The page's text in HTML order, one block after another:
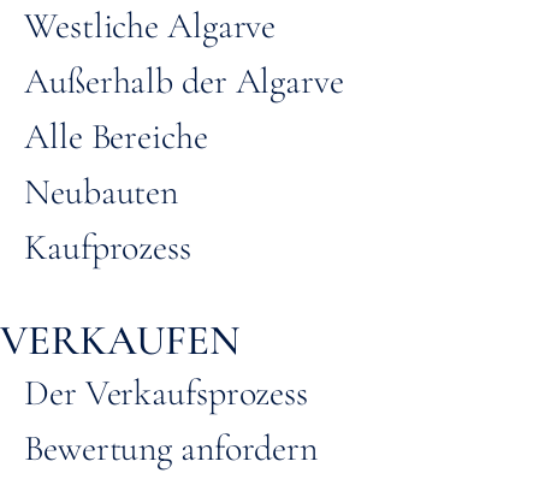
Westliche Algarve
Außerhalb der Algarve
Alle Bereiche
Neubauten
Kaufprozess
VERKAUFEN
Der Verkaufsprozess
Bewertung anfordern